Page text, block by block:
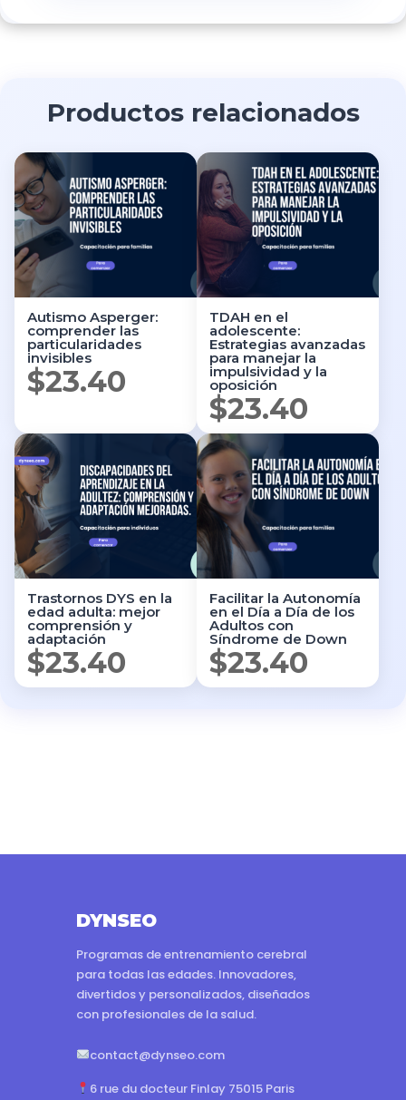
Productos relacionados
Autismo Asperger:
comprender las
particularidades
invisibles
$23.40
TDAH en el
adolescente:
Estrategias avanzadas
para manejar la
impulsividad y la
oposición
$23.40
Trastornos DYS en la
edad adulta: mejor
comprensión y
adaptación
$23.40
Facilitar la Autonomía
en el Día a Día de los
Adultos con
Síndrome de Down
$23.40
DYNSEO
Programas de entrenamiento cerebral
para todas las edades. Innovadores,
divertidos y personalizados, diseñados
con profesionales de la salud.
contact@dynseo.com
6 rue du docteur Finlay 75015 Paris